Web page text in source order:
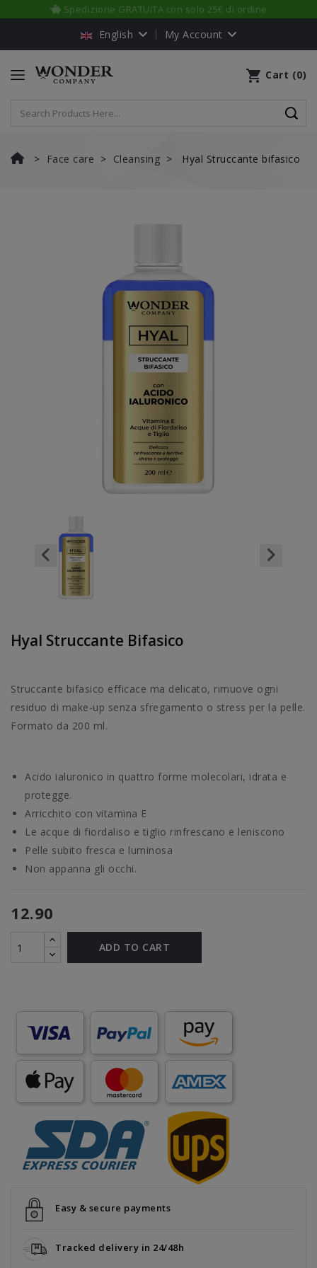
Sempre un prodotto in REGALO a scelta
English My Account
shopping_cart Cart (0)
Face care Cleansing Hyal Struccante bifasico
Hyal Struccante Bifasico
Struccante bifasico efficace ma delicato, rimuove ogni
residuo di make-up senza sfregamento o stress per la pelle.
Formato da 200 ml.
Acido ialuronico in quattro forme molecolari, idrata e
protegge.
Arricchito con vitamina E
Le acque di fiordaliso e tiglio rinfrescano e leniscono
Pelle subito fresca e luminosa
Non appanna gli occhi.
12.90
ADD TO CART
Easy & secure payments
Tracked delivery in 24/48h